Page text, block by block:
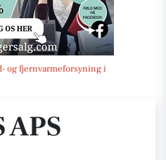
og fjernvarmeforsyning i
APS